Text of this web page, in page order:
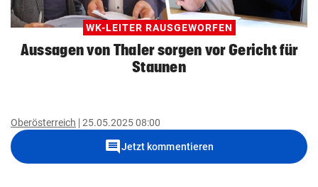
WK-LEITER RAUSGEWORFEN
Aussagen von Thaler sorgen vor Gericht für
Staunen
Oberösterreich 25.05.2025 08:00
commentJetzt kommentieren